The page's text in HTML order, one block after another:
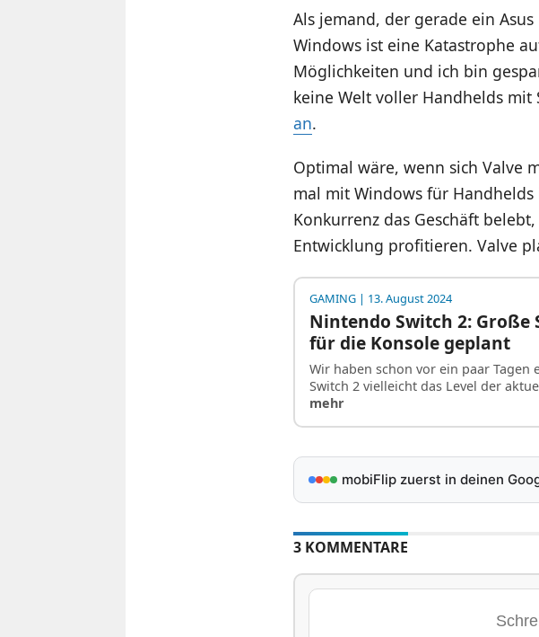
Als jemand, der gerade ein
Windows ist eine Katastrophe
Möglichkeiten und ich bin
keine Welt voller Handhelds
an.
Optimal wäre, wenn sich Valve
mal mit Windows für
Konkurrenz das Geschäft
Entwicklung profitieren. Valve
GAMING| 13. August 2024
Nintendo Switch 2: Große
für die Konsole geplant
Wir haben schon vor ein paar Tagen
Switch 2 vielleicht das Level der
mehr
mobiFlip zuerst in deinen
3 KOMMENTARE